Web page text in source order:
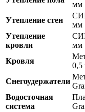
мм
Утепление стен
мм
Утепление
кровли
мм
Кровля
0,5
Снегоудержатели
Водосточная
система